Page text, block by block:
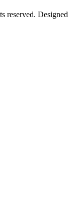
Designed